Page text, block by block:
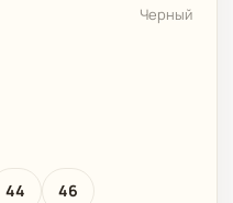
Черный
44 46